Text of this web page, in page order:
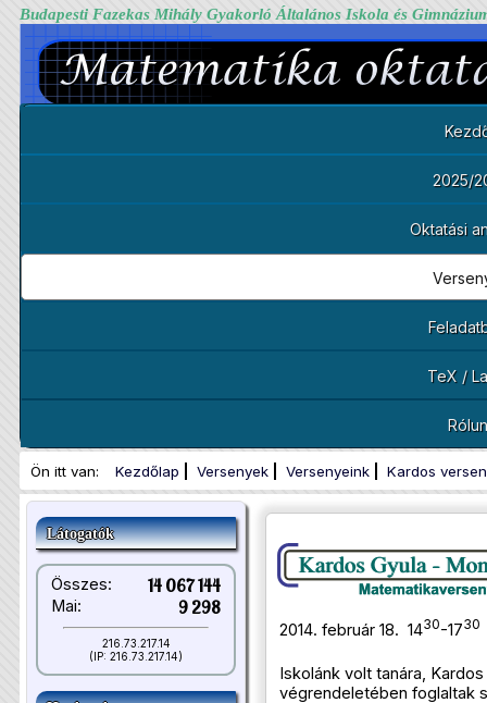
Budapesti Fazekas Mihály Gyakorló Általános Iskola és
2025/
Oktatási
TeX /
Ön itt van: Kezdőlap Versenyek Versenyeink Kardos
Látogatók
Összes: 14 067 144
Mai: 9 298
216.73.217.14
(IP: 216.73.217.14)
2014. február 18. 1430-1730
Iskolánk volt tanára,
végrendeletében foglaltak